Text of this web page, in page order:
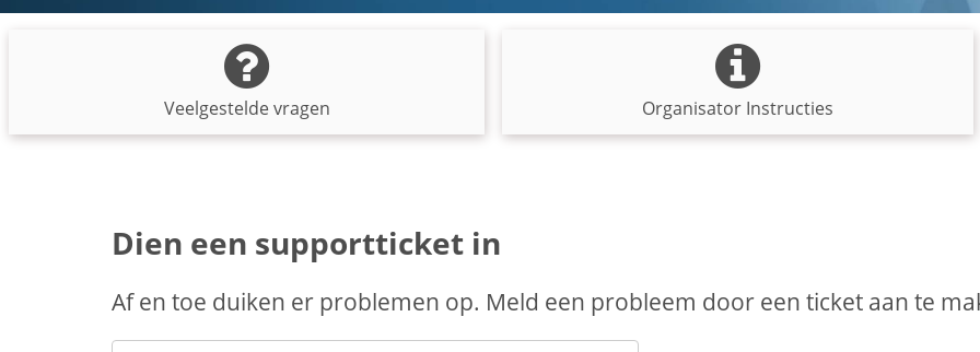
Veelgestelde vragen Organisator Instructies
Dien een supportticket in
Af en toe duiken er problemen op. Meld een probleem door een ticket aan te